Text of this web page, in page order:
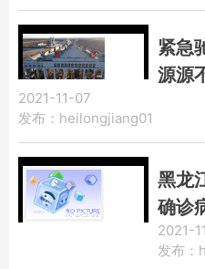
紧急
源源
2021-11-07
发布：heilongjiang01
黑龙
确诊
2021-
发布：